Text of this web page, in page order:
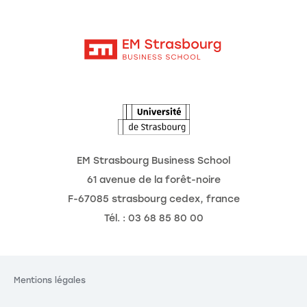
EM Strasbourg Business School
61 avenue de la forêt-noire
F-67085 strasbourg cedex, france
Tél. : 03 68 85 80 00
Mentions légales